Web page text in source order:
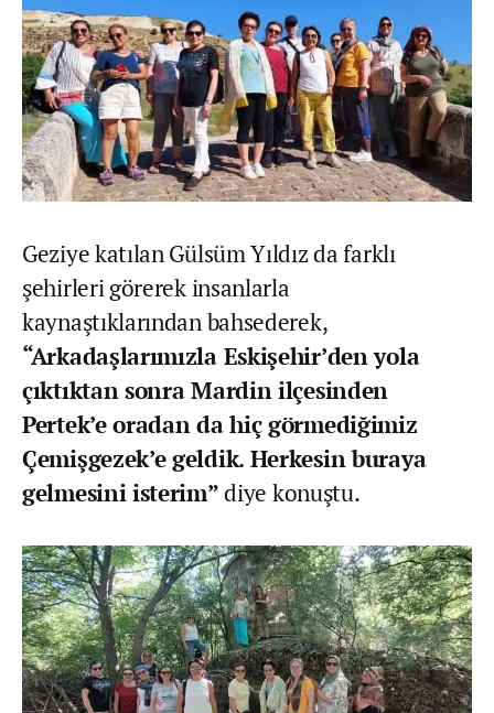
Geziye katılan Gülsüm Yıldız da farklı
şehirleri görerek insanlarla
kaynaştıklarından bahsederek,
“Arkadaşlarımızla Eskişehir’den yola
çıktıktan sonra Mardin ilçesinden
Pertek’e oradan da hiç görmediğimiz
Çemişgezek’e geldik. Herkesin buraya
gelmesini isterim”diye konuştu.